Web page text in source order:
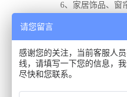
6、家居饰品、窗
上海家居饰品
【下一篇：】 五金
请您留言
感谢您的关注，当前客服人
线，请填写一下您的信息，
尽快和您联系。